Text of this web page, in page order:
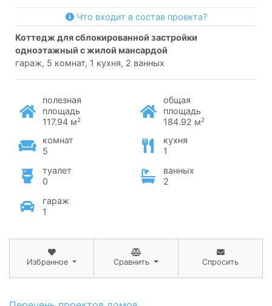
Что входит в состав проекта?
коттедж для сблокированной застройки
одноэтажный с жилой мансардой
гараж, 5 комнат, 1 кухня, 2 ванных
полезная
площадь
117.94 м2
общая
площадь
184.92 м2
комнат
5
кухня
1
туалет
0
ванных
2
гараж
1
Избранное Сравнить Спросить